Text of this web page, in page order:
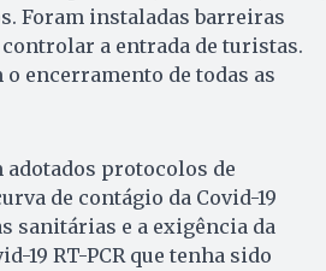
Foram instaladas barreiras
a entrada de turistas.
encerramento de todas as
adotados protocolos de
de contágio da Covid-19
sanitárias e a exigência da
19 RT-PCR que tenha sido